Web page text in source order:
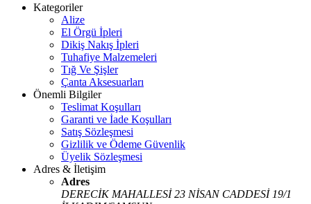
Kategoriler
Alize
El Örgü İpleri
Dikiş Nakış İpleri
Tuhafiye Malzemeleri
Tığ Ve Şişler
Çanta Aksesuarları
Önemli Bilgiler
Teslimat Koşulları
Garanti ve İade Koşulları
Satış Sözleşmesi
Gizlilik ve Ödeme Güvenlik
Üyelik Sözleşmesi
Adres & İletişim
Adres
DERECİK MAHALLESİ 23 NİSAN CADDESİ 19/1